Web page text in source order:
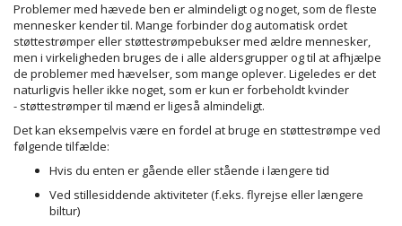
Problemer med hævede ben er almindeligt og noget, som de fleste
mennesker kender til. Mange forbinder dog automatisk ordet
støttestrømper eller støttestrømpebukser med ældre mennesker,
men i virkeligheden bruges de i alle aldersgrupper og til at afhjælpe
de problemer med hævelser, som mange oplever. Ligeledes er det
naturligvis heller ikke noget, som er kun er forbeholdt kvinder
- støttestrømper til mænd er ligeså almindeligt.
Det kan eksempelvis være en fordel at bruge en støttestrømpe ved
følgende tilfælde:
Hvis du enten er gående eller stående i længere tid
Ved stillesiddende aktiviteter (f.eks. flyrejse eller længere
biltur)